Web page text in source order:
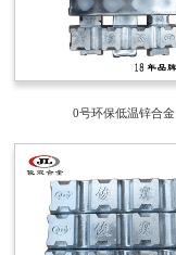
0号环保低温锌合金